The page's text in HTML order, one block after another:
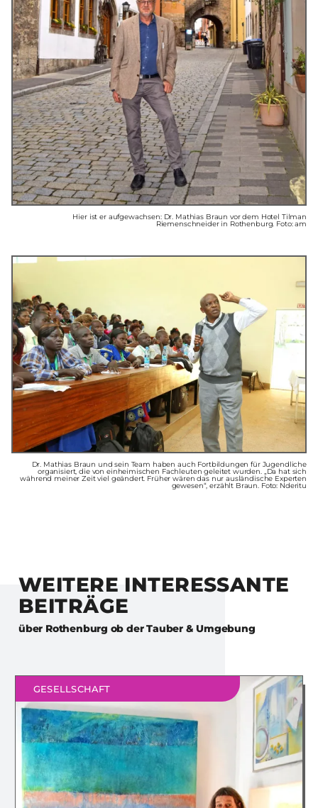
Hier ist er aufgewachsen: Dr. Mathias Braun vor dem Hotel Tilman
Riemenschneider in Rothenburg. Foto: am
Dr. Mathias Braun und sein Team haben auch Fortbildungen für Jugendliche
organisiert, die von einheimischen Fachleuten geleitet wurden. „Da hat sich
während meiner Zeit viel geändert. Früher wären das nur ausländische Experten
gewesen“, erzählt Braun. Foto: Nderitu
WEITERE INTERESSANTE
BEITRÄGE
über Rothenburg ob der Tauber & Umgebung
GESELLSCHAFT